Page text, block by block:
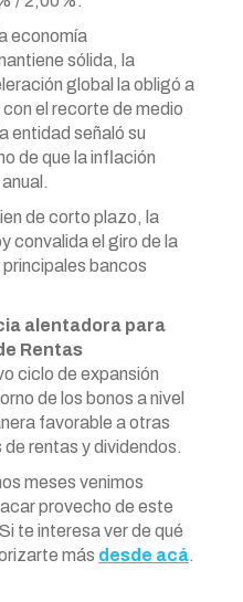
economía
sólida, la
global la obligó a
el recorte de medio
entidad señaló su
de que la inflación
de corto plazo, la
convalida el giro de la
bancos
alentadora para
Rentas
ciclo de expansión
de los bonos a nivel
favorable a otras
rentas y dividendos.
meses venimos
provecho de este
te interesa ver de qué
más desde acá.